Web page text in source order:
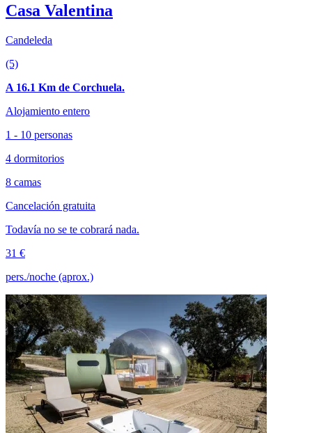
Casa Valentina
Candeleda
(5)
A 16.1 Km de Corchuela.
Alojamiento entero
1 - 10 personas
4 dormitorios
8 camas
Cancelación gratuita
Todavía no se te cobrará nada.
31 €
pers./noche (aprox.)